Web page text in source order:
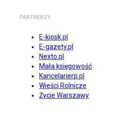
PARTNERZY
E-kiosk.pl
E-gazety.pl
Nexto.pl
Mała księgowość
Kancelarierp.pl
Wieści Rolnicze
Życie Warszawy